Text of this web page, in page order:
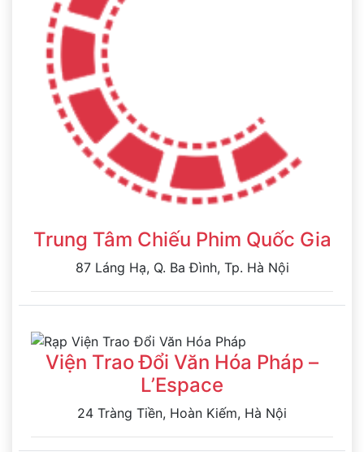
Trung Tâm Chiếu Phim Quốc Gia
87 Láng Hạ, Q. Ba Đình, Tp. Hà Nội
Viện Trao Đổi Văn Hóa Pháp –
L’Espace
24 Tràng Tiền, Hoàn Kiếm, Hà Nội